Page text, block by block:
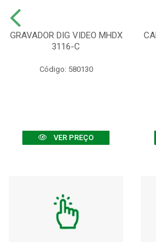
GRAVADOR DIG VIDEO MHDX
3116-C
Código: 580130
VER PREÇO